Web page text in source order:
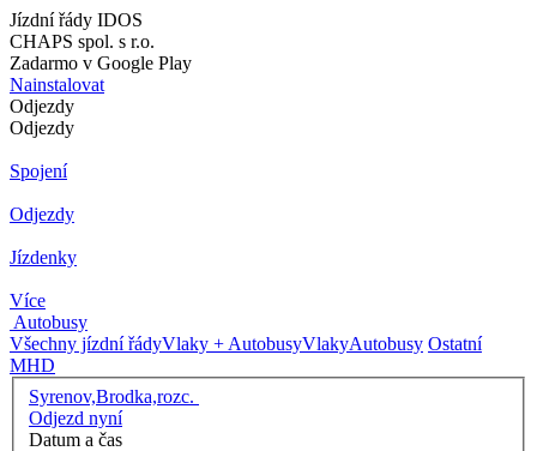
Jízdní řády IDOS
CHAPS spol. s r.o.
Zadarmo v Google Play
Nainstalovat
Odjezdy
Odjezdy
Spojení
Odjezdy
Jízdenky
Více
Autobusy
Všechny jízdní řádyVlaky + AutobusyVlakyAutobusy Ostatní
MHD
Syrenov,Brodka,rozc.
Odjezd nyní
Datum a čas